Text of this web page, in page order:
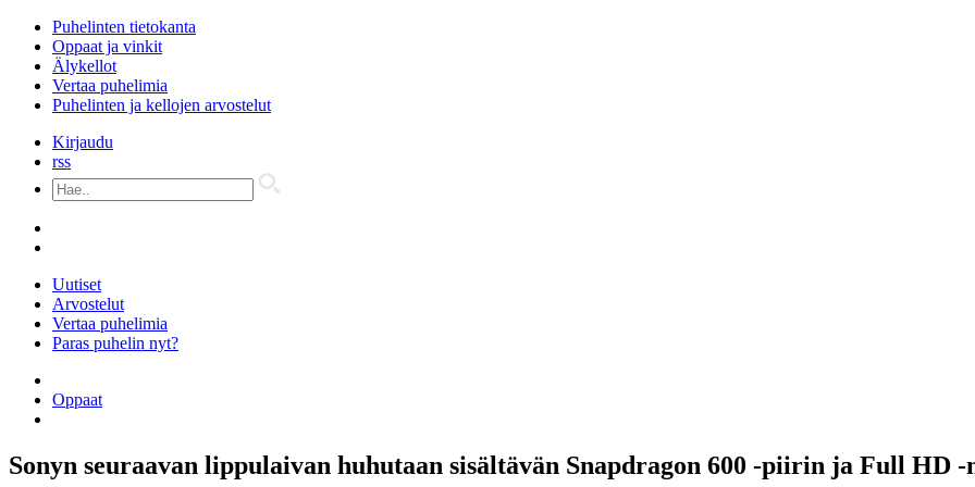
Puhelinten tietokanta
Oppaat ja vinkit
Älykellot
Vertaa puhelimia
Puhelinten ja kellojen arvostelut
Kirjaudu
rss
Uutiset
Arvostelut
Vertaa puhelimia
Paras puhelin nyt?
Oppaat
Sonyn seuraavan lippulaivan huhutaan sisältävän Snapdragon 600 -piirin ja Full HD -